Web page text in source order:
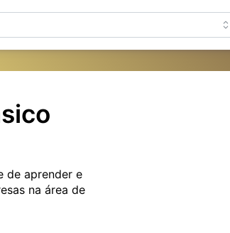
de aprender e
na área de